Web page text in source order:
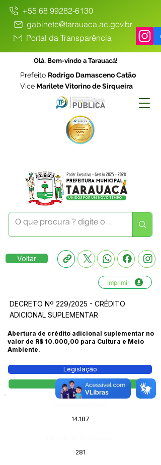
+55 68 99282-6130
gabinete@tarauaca.ac.gov.br
Portal da Transparência
Olá, Bem-vindo a Tarauacá!
Prefeito Rodrigo Damasceno Catão
Vice Marilete Vitorino de Sirqueira
Voltar
Imprimir
DECRETO Nº 229/2025 - CRÉDITO
ADICIONAL SUPLEMENTAR
Abertura de crédito adicional suplementar no
valor de R$ 10.000,00 para Cultura e Meio
Ambiente.
Legislação
Decreto
14.187
281